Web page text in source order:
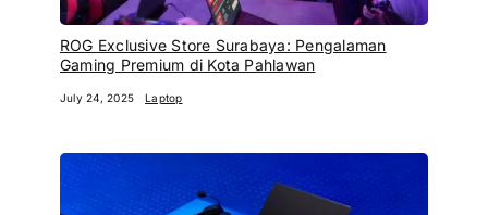
ROG Exclusive Store Surabaya: Pengalaman
Gaming Premium di Kota Pahlawan
July 24, 2025 Laptop